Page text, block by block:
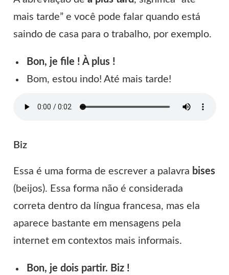
mais tarde” e você pode falar quando está
saindo de casa para o trabalho, por exemplo.
Bon, je file ! À plus !
Bom, estou indo! Até mais tarde!
Biz
Essa é uma forma de escrever a palavra bises
(beijos). Essa forma não é considerada
correta dentro da língua francesa, mas ela
aparece bastante em mensagens pela
internet em contextos mais informais.
Bon, je dois partir. Biz !